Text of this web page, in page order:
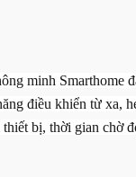
minh Smarthome
điều khiển từ xa,
bị, thời gian chờ